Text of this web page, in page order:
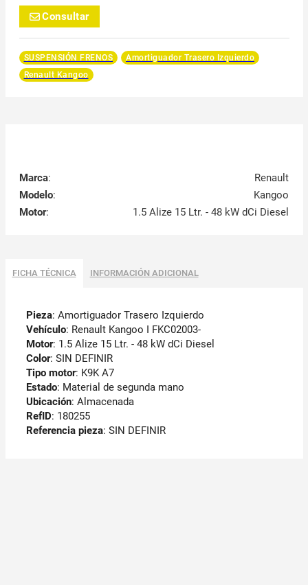
Consultar
SUSPENSIÓN FRENOS
Amortiguador Trasero Izquierdo
Renault Kangoo
Marca:
Renault
Modelo:
Kangoo
Motor: 1.5 Alize 15 Ltr. - 48 kW dCi Diesel
FICHA TÉCNICA INFORMACIÓN ADICIONAL
Pieza: Amortiguador Trasero Izquierdo
Vehículo: Renault Kangoo I FKC02003-
Motor: 1.5 Alize 15 Ltr. - 48 kW dCi Diesel
Color: SIN DEFINIR
Tipo motor: K9K A7
Estado: Material de segunda mano
Ubicación: Almacenada
RefID: 180255
Referencia pieza: SIN DEFINIR